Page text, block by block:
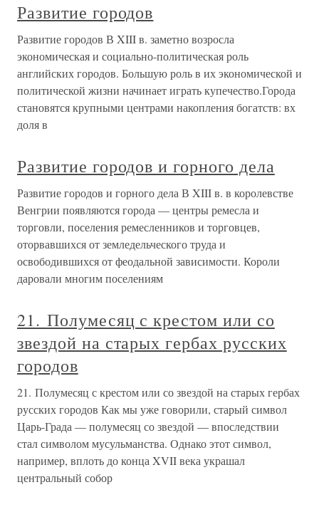
Развитие городов
Развитие городов В XIII в. заметно возросла
экономическая и социально-политическая роль
английских городов. Большую роль в их экономической и
политической жизни начинает играть купечество.Города
становятся крупными центрами накопления богатств: вх
доля в
Развитие городов и горного дела
Развитие городов и горного дела В XIII в. в королевстве
Венгрии появляются города — центры ремесла и
торговли, поселения ремесленников и торговцев,
оторвавшихся от земледельческого труда и
освободившихся от феодальной зависимости. Короли
даровали многим поселениям
21. Полумесяц с крестом или со
звездой на старых гербах русских
городов
21. Полумесяц с крестом или со звездой на старых гербах
русских городов Как мы уже говорили, старый символ
Царь-Града — полумесяц со звездой — впоследствии
стал символом мусульманства. Однако этот символ,
например, вплоть до конца XVII века украшал
центральный собор